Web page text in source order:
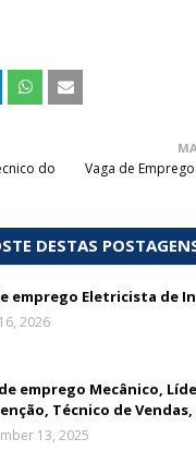
Vaga de
do
DESTAS
emprego Eletricista de
2026
emprego Mecânico,
Técnico de Vendas,
13, 2025